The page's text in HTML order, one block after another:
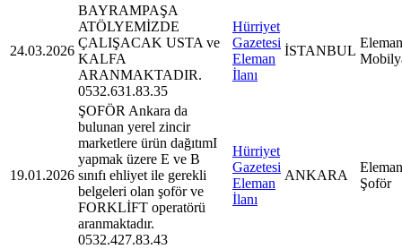
24.03.2026
BAYRAMPAŞA
ATÖLYEMİZDE
ÇALIŞACAK USTA ve
KALFA
ARANMAKTADIR.
0532.631.83.35
Hürriyet
Gazetesi
Eleman
İlanı
İSTANBUL
19.01.2026
ŞOFÖR Ankara da
bulunan yerel zincir
marketlere ürün dağıtımI
yapmak üzere E ve B
sınıfı ehliyet ile gerekli
belgeleri olan şoför ve
FORKLİFT operatörü
aranmaktadır.
0532.427.83.43
Hürriyet
Gazetesi
Eleman
İlanı
ANKARA
Şoför